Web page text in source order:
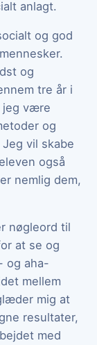
anlagt.
og god
og
tre år i
jeg være
og
vil skabe
også
nemlig dem,
nøgleord til
at se og
og aha-
mellem
mig at
resultater,
med